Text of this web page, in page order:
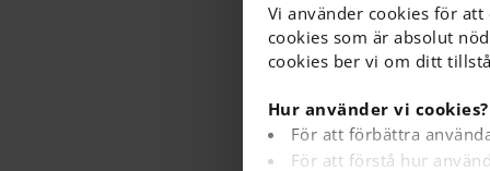
Vi använder cookies för
cookies som är absolut
cookies ber vi om ditt
Hur använder vi cookies?
För att förbättra
För att förstå hur
Klicka här